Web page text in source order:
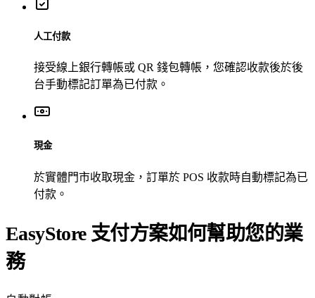
人工付款
接受線上銀行轉帳或 QR 錢包轉帳，您確認收款後於後
台手動標記訂單為已付款。
現金
於實體門市收取現金，訂單於 POS 收款時自動標記為已
付款。
EasyStore 支付方案如何幫助您的業
務